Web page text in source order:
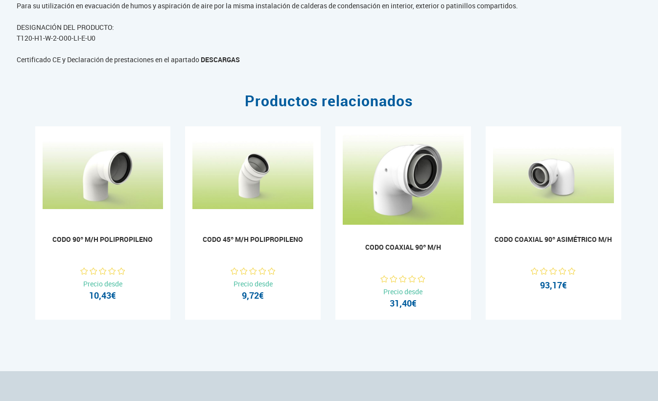
Para su utilización en evacuación de humos y aspiración de aire por la misma instalación de calderas de condensación en interior, exterior o patinillos compartidos.
DESIGNACIÓN DEL PRODUCTO:
T120-H1-W-2-O00-LI-E-U0
Certificado CE y Declaración de prestaciones en el apartado DESCARGAS
Productos relacionados
CODO 90º M/H POLIPROPILENO
Precio desde
10,43€
CODO 45º M/H POLIPROPILENO
Precio desde
9,72€
CODO COAXIAL 90º M/H
Precio desde
31,40€
CODO COAXIAL 90º ASIMÉTRICO M/H
93,17€